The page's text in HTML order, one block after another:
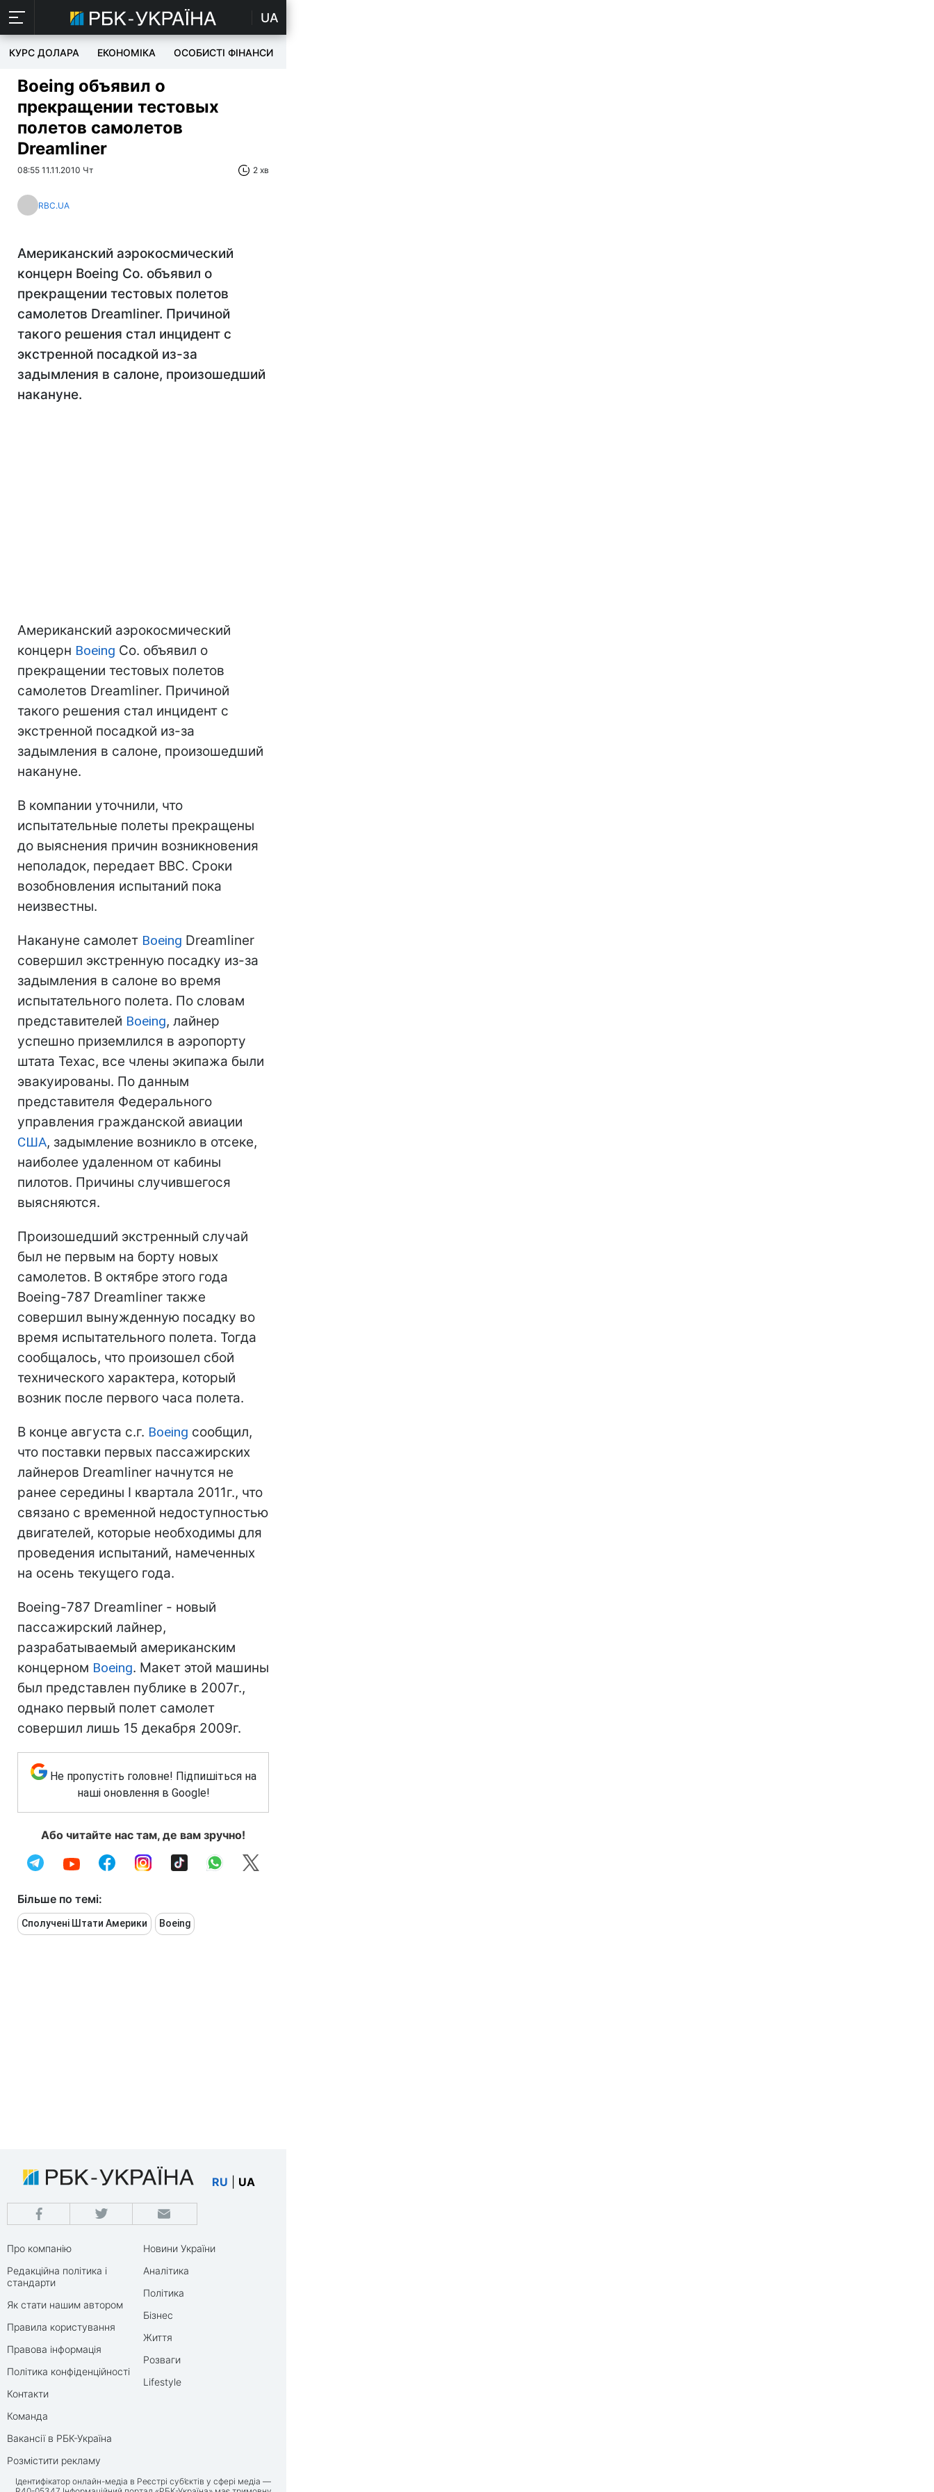
UA
КУРС ДОЛАРА ЕКОНОМІКА ОСОБИСТІ ФІНАНСИ
Boeing объявил о
прекращении тестовых
полетов самолетов
Dreamliner
08:55 11.11.2010 Чт 2 хв
RBC.UA
Американский аэрокосмический
концерн Boeing Co. объявил о
прекращении тестовых полетов
самолетов Dreamliner. Причиной
такого решения стал инцидент с
экстренной посадкой из-за
задымления в салоне, произошедший
накануне.
Американский аэрокосмический
концерн Boeing Co. объявил о
прекращении тестовых полетов
самолетов Dreamliner. Причиной
такого решения стал инцидент с
экстренной посадкой из-за
задымления в салоне, произошедший
накануне.
В компании уточнили, что
испытательные полеты прекращены
до выяснения причин возникновения
неполадок, передает ВВС. Сроки
возобновления испытаний пока
неизвестны.
Накануне самолет Boeing Dreamliner
совершил экстренную посадку из-за
задымления в салоне во время
испытательного полета. По словам
представителей Boeing, лайнер
успешно приземлился в аэропорту
штата Техас, все члены экипажа были
эвакуированы. По данным
представителя Федерального
управления гражданской авиации
США, задымление возникло в отсеке,
наиболее удаленном от кабины
пилотов. Причины случившегося
выясняются.
Произошедший экстренный случай
был не первым на борту новых
самолетов. В октябре этого года
Boeing-787 Dreamliner также
совершил вынужденную посадку во
время испытательного полета. Тогда
сообщалось, что произошел сбой
технического характера, который
возник после первого часа полета.
В конце августа с.г. Boeing сообщил,
что поставки первых пассажирских
лайнеров Dreamliner начнутся не
ранее середины I квартала 2011г., что
связано с временной недоступностью
двигателей, которые необходимы для
проведения испытаний, намеченных
на осень текущего года.
Boeing-787 Dreamliner - новый
пассажирский лайнер,
разрабатываемый американским
концерном Boeing. Макет этой машины
был представлен публике в 2007г.,
однако первый полет самолет
совершил лишь 15 декабря 2009г.
Не пропустіть головне! Підпишіться на
наші оновлення в Google!
Або читайте нас там, де вам зручно!
Більше по темі:
Сполучені Штати Америки Boeing
RU UA
Про компанію
Редакційна політика і
стандарти
Як стати нашим автором
Правила користування
Правова інформація
Політика конфіденційності
Контакти
Команда
Вакансії в РБК-Україна
Розмістити рекламу
Новини України
Аналітика
Політика
Бізнес
Життя
Розваги
Lifestyle
Ідентифікатор онлайн-медіа в Реєстрі суб’єктів у сфері медіа —